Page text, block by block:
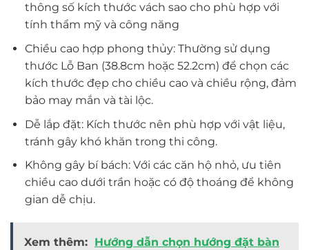
thông số kích thước vách sao cho phù hợp với
tính thẩm mỹ và công năng
Chiều cao hợp phong thủy: Thường sử dụng
thước Lỗ Ban (38.8cm hoặc 52.2cm) để chọn các
kích thước đẹp cho chiều cao và chiều rộng, đảm
bảo may mắn và tài lộc.
Dễ lắp đặt: Kích thước nên phù hợp với vật liệu,
tránh gây khó khăn trong thi công.
Không gây bí bách: Với các căn hộ nhỏ, ưu tiên
chiều cao dưới trần hoặc có độ thoáng để không
gian dễ chịu.
Xem thêm: Hướng dẫn chọn hướng đặt bàn